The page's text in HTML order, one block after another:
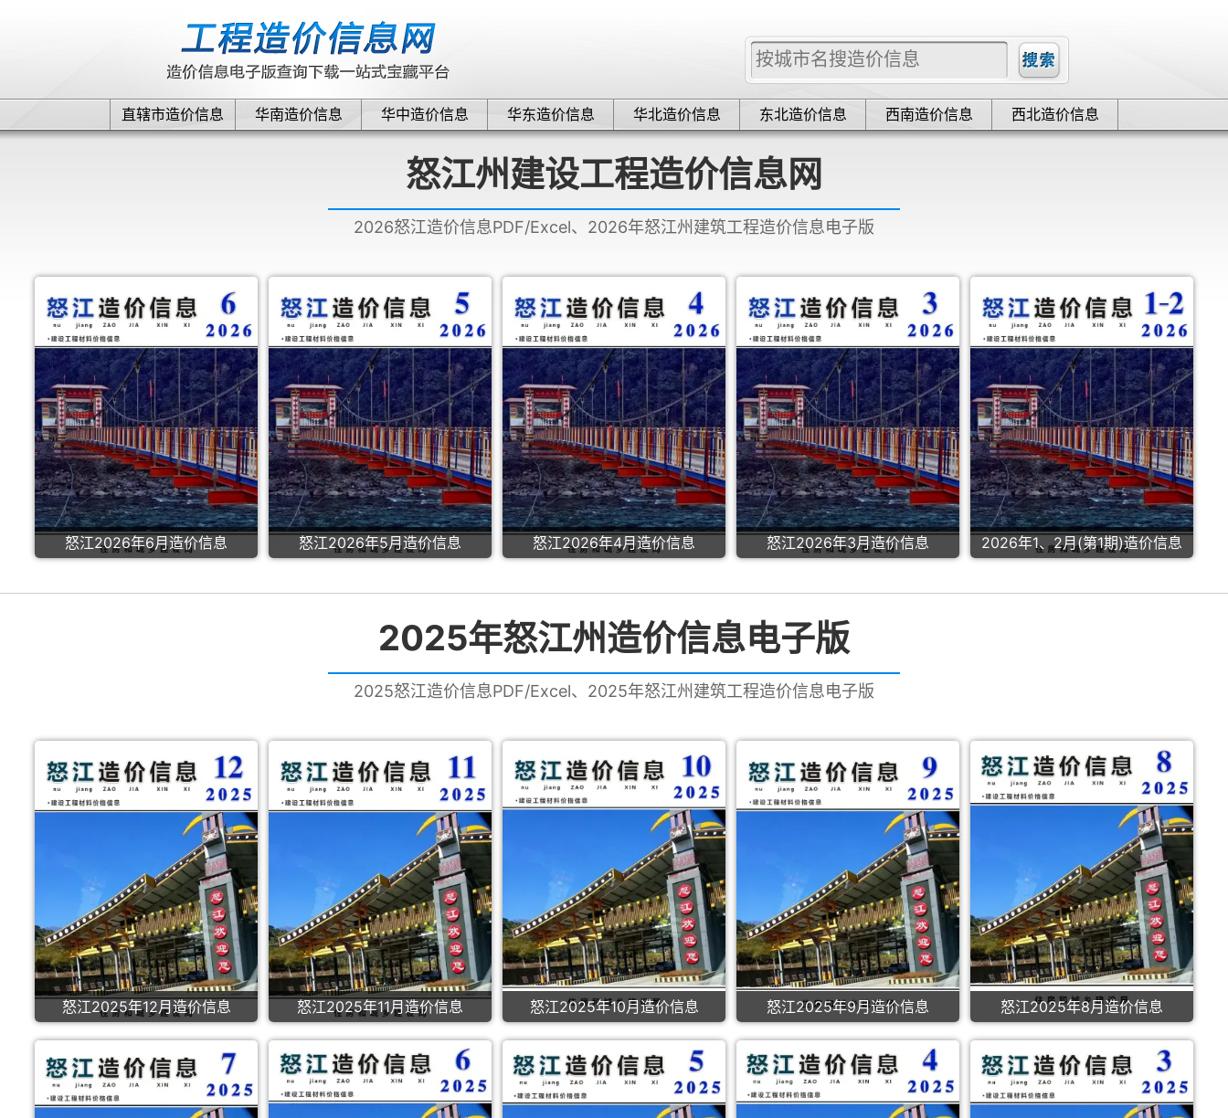
直辖市造价信息 华南造价信息 华中造价信息 华东造价信息 华北造价信息 东北造价信息 西南造价信息 西北造价信息
怒江州建设工程造价信息网
2026怒江造价信息PDF/Excel、2026年怒江州建筑工程造价信息电子版
怒江2026年6月造价信息 怒江2026年5月造价信息 怒江2026年4月造价信息 怒江2026年3月造价信息 2026年1、2月(第1期)造价信息
2025年怒江州造价信息电子版
2025怒江造价信息PDF/Excel、2025年怒江州建筑工程造价信息电子版
怒江2025年12月造价信息 怒江2025年11月造价信息 怒江2025年10月造价信息 怒江2025年9月造价信息 怒江2025年8月造价信息